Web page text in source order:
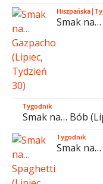
Hiszpańska|
Smak
Tygodnik
Smak na… Bób
Tygodnik
Smak